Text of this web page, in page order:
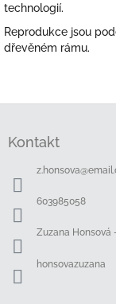
technologií.
Reprodukce jsou
dřevěném rámu.
Kontakt
z.honsova@
603985058
Zuzana Honsová
honsovazuzana